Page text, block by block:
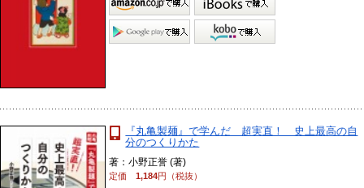
『丸亀製麺』で学んだ 超実直！ 史上最高の自
分のつくりかた
著：小野正誉 (著)
定価1,184円（税抜）